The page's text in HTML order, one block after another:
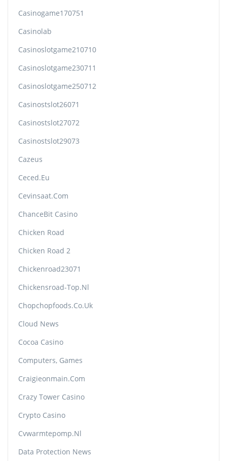
Casinogame170751
Casinolab
Casinoslotgame210710
Casinoslotgame230711
Casinoslotgame250712
Casinostslot26071
Casinostslot27072
Casinostslot29073
Cazeus
Ceced.eu
Cevinsaat.com
ChanceBit Casino
Chicken Road
Chicken Road 2
Chickenroad23071
Chickensroad-Top.nl
Chopchopfoods.co.uk
Cloud News
Cocoa Casino
Computers, Games
Craigieonmain.com
Crazy Tower Сasino
Crypto Casino
Cvwarmtepomp.nl
Data Protection News